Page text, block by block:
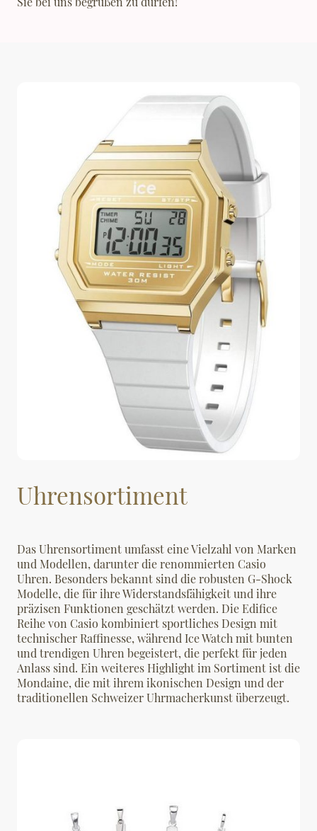
Uhrensortiment
Das Uhrensortiment umfasst eine Vielzahl von Marken
und Modellen, darunter die renommierten Casio
Uhren. Besonders bekannt sind die robusten G-Shock
Modelle, die für ihre Widerstandsfähigkeit und ihre
präzisen Funktionen geschätzt werden. Die Edifice
Reihe von Casio kombiniert sportliches Design mit
technischer Raffinesse, während Ice Watch mit bunten
und trendigen Uhren begeistert, die perfekt für jeden
Anlass sind. Ein weiteres Highlight im Sortiment ist die
Mondaine, die mit ihrem ikonischen Design und der
traditionellen Schweizer Uhrmacherkunst überzeugt.